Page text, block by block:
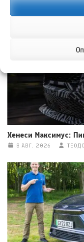
Тойота Hilux: По-
Хенеси Максимус:
8 АВГ. 2026